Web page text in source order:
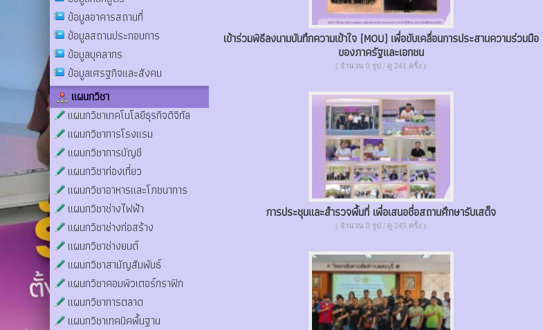
ข้อมูลอาคารสถานที่
ข้อมูลสถานประกอบการ
ข้อมูลบุคลากร
ข้อมูลเศรฐกิจและสังคม
แผนกวิชา
แผนกวิชาเทคโนโลยีธุรกิจดิจิทัล
แผนกวิชาการโรงแรม
แผนกวิชาการบัญชี
แผนกวิชาท่องเที่ยว
แผนกวิชาอาหารและโภชนาการ
แผนกวิชาช่างไฟฟ้า
แผนกวิชาช่างก่อสร้าง
แผนกวิชาช่างยนต์
แผนกวิชาสามัญสัมพันธ์
แผนกวิชาคอมพิวเตอร์กราฟิก
แผนกวิชาการตลาด
แผนกวิชาเทคนิคพื้นฐาน
เข้าร่วมพิธีลงนามบันทึกความเข้าใจ (MOU) เพื่อขับเคลื่อนการประสานความร่วมมือ
ของภาครัฐและเอกชน
( จำนวน 0 รูป / ดู 241 ครั้ง )
การประชุมและสำรวจพื้นที่ เพื่อเสนอชื่อสถานศึกษารับเสด็จ
( จำนวน 0 รูป / ดู 245 ครั้ง )